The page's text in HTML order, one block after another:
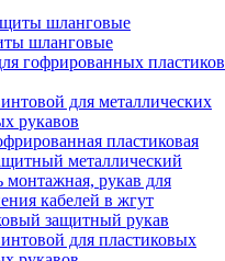
шланговые
гофрированных
для металлических
рукавов
пластиковая
металлический
монтажная, рукав для
кабелей в жгут
защитный рукав
для пластиковых